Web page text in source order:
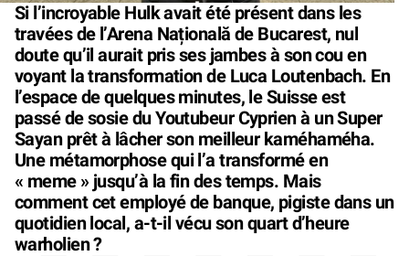
Si l’incroyable Hulk avait été présent dans les
travées de l’Arena Națională de Bucarest, nul
doute qu’il aurait pris ses jambes à son cou en
voyant la transformation de Luca Loutenbach. En
l’espace de quelques minutes, le Suisse est
passé de sosie du Youtubeur Cyprien à un Super
Sayan prêt à lâcher son meilleur kaméhaméha.
Une métamorphose qui l’a transformé en
« meme » jusqu’à la fin des temps. Mais
comment cet employé de banque, pigiste dans un
quotidien local, a-t-il vécu son quart d’heure
warholien ?